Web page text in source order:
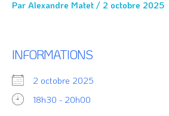
Par Alexandre Matet / 2 octobre 2025
INFORMATIONS
2 octobre 2025
18h30 - 20h00